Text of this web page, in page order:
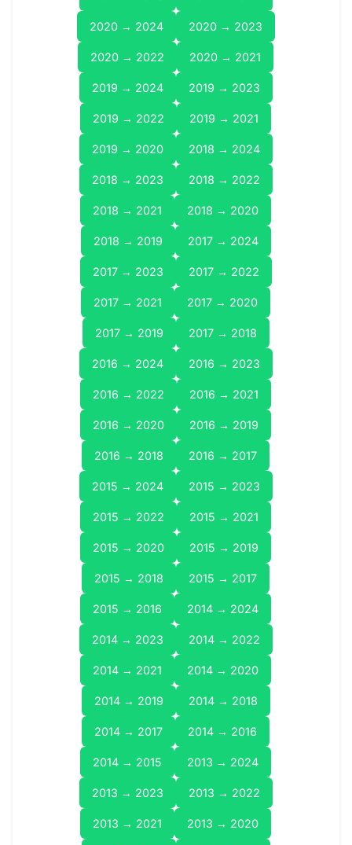
2020 → 2024 2020 → 2023
2020 → 2022 2020 → 2021
2019 → 2024 2019 → 2023
2019 → 2022 2019 → 2021
2019 → 2020 2018 → 2024
2018 → 2023 2018 → 2022
2018 → 2021 2018 → 2020
2018 → 2019 2017 → 2024
2017 → 2023 2017 → 2022
2017 → 2021 2017 → 2020
2017 → 2019 2017 → 2018
2016 → 2024 2016 → 2023
2016 → 2022 2016 → 2021
2016 → 2020 2016 → 2019
2016 → 2018 2016 → 2017
2015 → 2024 2015 → 2023
2015 → 2022 2015 → 2021
2015 → 2020 2015 → 2019
2015 → 2018 2015 → 2017
2015 → 2016 2014 → 2024
2014 → 2023 2014 → 2022
2014 → 2021 2014 → 2020
2014 → 2019 2014 → 2018
2014 → 2017 2014 → 2016
2014 → 2015 2013 → 2024
2013 → 2023 2013 → 2022
2013 → 2021 2013 → 2020